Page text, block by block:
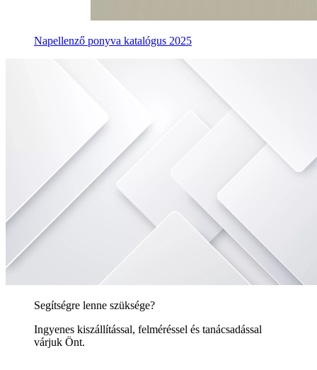
Napellenző ponyva katalógus 2025
Segítségre lenne szüksége?
Ingyenes kiszállítással, felméréssel és tanácsadással
várjuk Önt.